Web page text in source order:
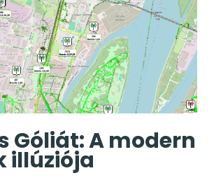
Góliát: A modern
illúziója